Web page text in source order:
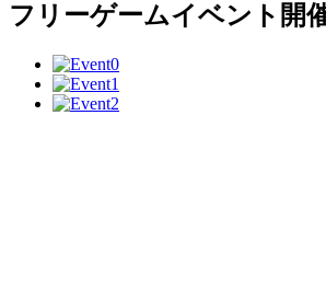
フリーゲームイベント開